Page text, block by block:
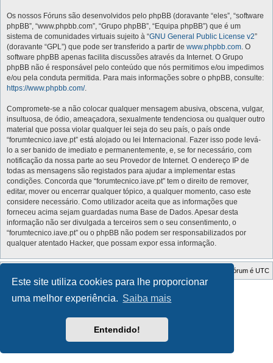
Este site utiliza cookies para lhe proporcionar
uma melhor experiência. Saiba mais
Entendido!
Os nossos Fóruns são desenvolvidos pelo phpBB (doravante “eles”, “software
phpBB”, “www.phpbb.com”, “Grupo phpBB”, “Equipa phpBB”) que é um
sistema de comunidades virtuais sujeito à “GNU General Public License v2”
(doravante “GPL”) que pode ser transferido a partir de www.phpbb.com. O
software phpBB apenas facilita discussões através da Internet. O Grupo
phpBB não é responsável pelo conteúdo que nós permitimos e/ou impedimos
e/ou pela conduta permitida. Para mais informações sobre o phpBB, consulte:
https://www.phpbb.com/.
Compromete-se a não colocar qualquer mensagem abusiva, obscena, vulgar,
insultuosa, de ódio, ameaçadora, sexualmente tendenciosa ou qualquer outro
material que possa violar qualquer lei seja do seu país, o país onde
“forumtecnico.iave.pt” está alojado ou lei Internacional. Fazer isso pode levá-
lo a ser banido de imediato e permanentemente, e, se for necessário, com
notificação da nossa parte ao seu Provedor de Internet. O endereço IP de
todas as mensagens são registados para ajudar a implementar estas
condições. Concorda que “forumtecnico.iave.pt” tem o direito de remover,
editar, mover ou encerrar qualquer tópico, a qualquer momento, caso este
considere necessário. Como utilizador aceita que as informações que
forneceu acima sejam guardadas numa Base de Dados. Apesar desta
informação não ser divulgada a terceiros sem o seu consentimento, o
“forumtecnico.iave.pt” ou o phpBB não podem ser responsabilizados por
qualquer atentado Hacker, que possam expor essa informação.
O Fuso Horário do Fórum é UTC
Style Developer by © GTA game
Desenvolvido porphpBB
® Forum Software © phpBB Limited
Privacidade|Termos